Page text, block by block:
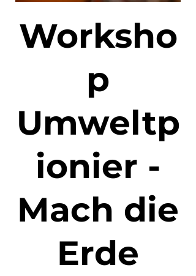
Worksho
p
Umweltp
ionier -
Mach die
Erde